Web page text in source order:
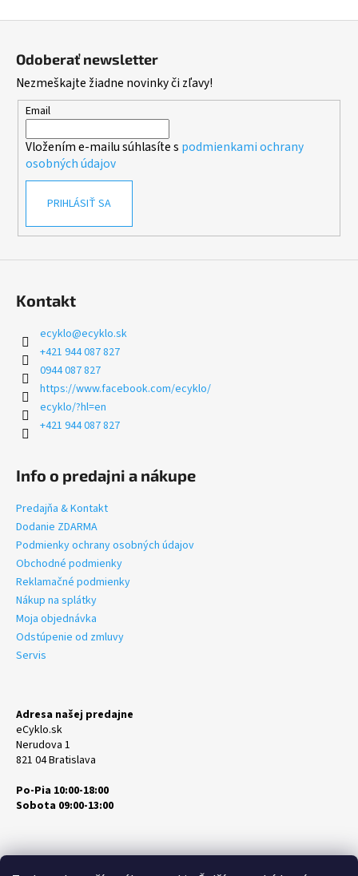
Odoberať newsletter
Nezmeškajte žiadne novinky či zľavy!
Email
Vložením e-mailu súhlasíte s podmienkami ochrany
osobných údajov
PRIHLÁSIŤ SA
Kontakt
ecyklo@ecyklo.sk
+421 944 087 827
0944 087 827
https://www.facebook.com/ecyklo/
ecyklo/?hl=en
+421 944 087 827
Info o predajni a nákupe
Predajňa & Kontakt
Dodanie ZDARMA
Podmienky ochrany osobných údajov
Obchodné podmienky
Reklamačné podmienky
Nákup na splátky
Moja objednávka
Odstúpenie od zmluvy
Servis
Adresa našej predajne
eCyklo.sk
Nerudova 1
821 04 Bratislava
Po-Pia 10:00-18:00
Sobota 09:00-13:00